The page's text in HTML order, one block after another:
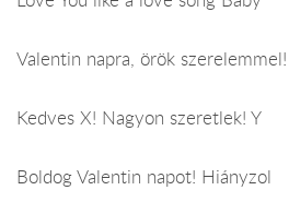
Valentin napra, örök szerelemmel!
Kedves X! Nagyon szeretlek! Y
Boldog Valentin napot! Hiányzol